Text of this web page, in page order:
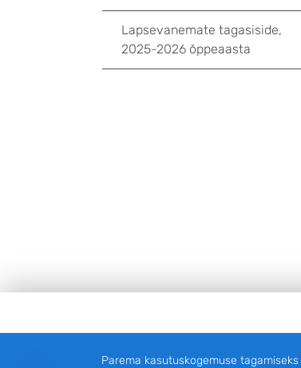
Lapsevanemate tagasiside,
2025-2026 õppeaasta
Parema kasutuskogemuse